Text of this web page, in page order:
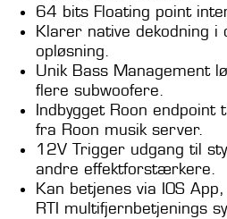
64 bits Floating point
Klarer native
opløsning.
Unik Bass Management
flere subwoofere.
Indbygget Roon
fra Roon musik server.
12V Trigger udgang til
andre effektforstærkere.
Kan betjenes via IOS
RTI multifjernbetjenings